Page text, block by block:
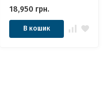
18,950 грн.
В кошик